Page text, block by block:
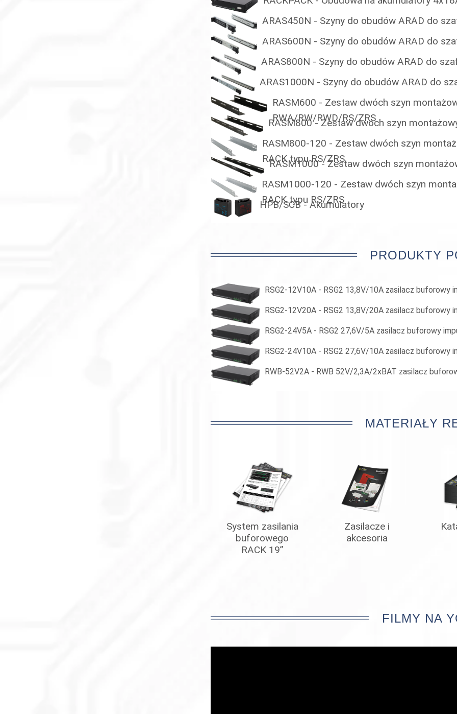
ARAS450N - Szyny do obudów ARAD do
ARAS600N - Szyny do obudów ARAD do
ARAS800N - Szyny do obudów ARAD do
ARAS1000N - Szyny do obudów ARAD do
RASM600 - Zestaw dwóch szyn
RWA/RW/RWD/RS/ZRS
RASM800 - Zestaw dwóch szyn
RASM800-120 - Zestaw dwóch szyn
RACK typu RS/ZRS
RASM1000 - Zestaw dwóch szyn
RASM1000-120 - Zestaw dwóch szyn
RACK typu RS/ZRS
HPB/SCB - Akumulatory
PRODUKTY
RSG2-12V10A - RSG2 13,8V/10A zasilacz buforowy
RSG2-12V20A - RSG2 13,8V/20A zasilacz buforowy
RSG2-24V5A - RSG2 27,6V/5A zasilacz buforowy
RSG2-24V10A - RSG2 27,6V/10A zasilacz buforowy
RWB-52V2A - RWB 52V/2,3A/2xBAT zasilacz
MATERIAŁY
System zasilania
buforowego
RACK 19”
Zasilacze i
akcesoria
FILMY NA